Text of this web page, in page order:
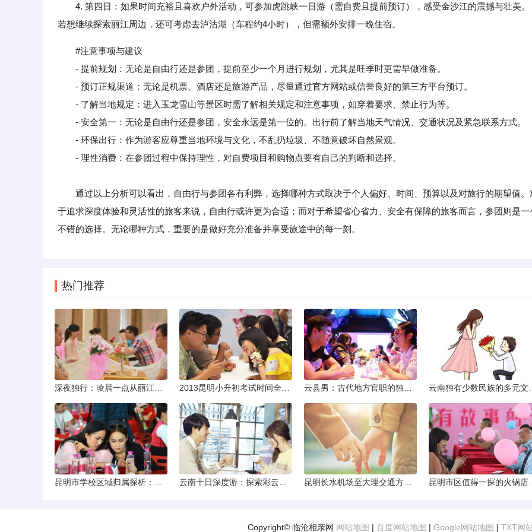
4. 第四日：如果时间充裕且喜欢户外活动，可参加虎跳峡一日游（需自费且提前预订），感受金沙江的震撼与壮美。
若想继续探索丽江周边，还可考虑去泸沽湖（车程约4小时），但需额外安排一晚住宿。
#注意事项与建议
- 提前规划：无论是自由行还是参团，提前至少一个月进行规划，尤其是旺季时更需早做准备。
- 预订正规渠道：无论是机票、酒店还是旅游产品，尽量通过官方网站或信誉良好的第三方平台预订。
- 了解当地规定：进入玉龙雪山等景区时需了解相关规定和注意事项，如穿着要求、禁止行为等。
- 安全第一：无论是自由行还是参团，安全永远是第一位的。出行前了解当地天气情况、交通状况及紧急联系方式。
- 环保出行：作为游客应尊重当地环境与文化，不乱扔垃圾、不随意破坏自然景观。
- 理性消费：在参团过程中保持理性，对自费项目和购物点要有自己的判断和选择。
通过以上分析可以看出，自由行与参团各有利弊，选择哪种方式取决于个人偏好、时间、预算以及对旅行的期望值。
于追求深度体验和灵活性的旅客来说，自由行或许更为合适；而对于希望省心省力、安全有保障的旅客而言，参团则是一
不错的选择。无论哪种方式，重要的是做好充分准备并享受旅途中的每一刻。
热门推荐
Copyright© 临沧相亲网 网站地图 | 百度网站地图 | Google网站地图 | TXT网